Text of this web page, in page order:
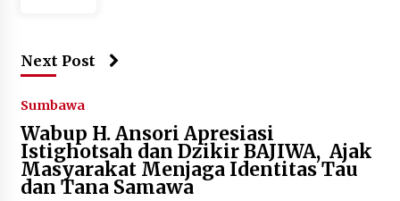
Next Post
Sumbawa
Wabup H. Ansori Apresiasi
Istighotsah dan Dzikir BAJIWA, Ajak
Masyarakat Menjaga Identitas Tau
dan Tana Samawa